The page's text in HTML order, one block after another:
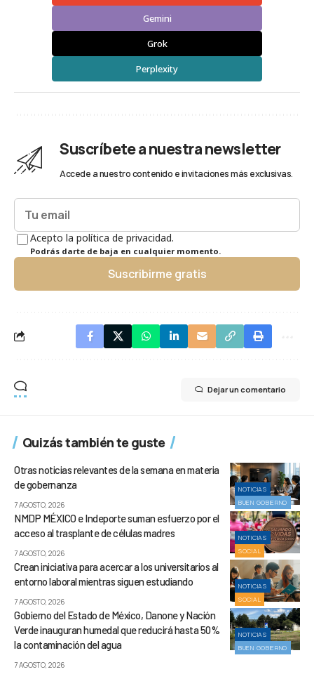
Gemini
Grok
Perplexity
Suscríbete a nuestra newsletter
Accede a nuestro contenido e invitaciones más exclusivas.
Acepto la política de privacidad.
Podrás darte de baja en cualquier momento.
Suscribirme gratis
Dejar un comentario
Quizás también te guste
NOTICIAS
BUEN GOBIERNO
Otras noticias relevantes de la semana en materia
de gobernanza
7 AGOSTO, 2026
NOTICIAS
SOCIAL
NMDP MÉXICO e Indeporte suman esfuerzo por el
acceso al trasplante de células madres
7 AGOSTO, 2026
NOTICIAS
SOCIAL
Crean iniciativa para acercar a los universitarios al
entorno laboral mientras siguen estudiando
7 AGOSTO, 2026
NOTICIAS
BUEN GOBIERNO
Gobierno del Estado de México, Danone y Nación
Verde inauguran humedal que reducirá hasta 50%
la contaminación del agua
7 AGOSTO, 2026